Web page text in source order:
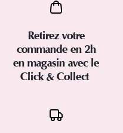
Retirez votre
commande en 2h
en magasin avec le
Click & Collect